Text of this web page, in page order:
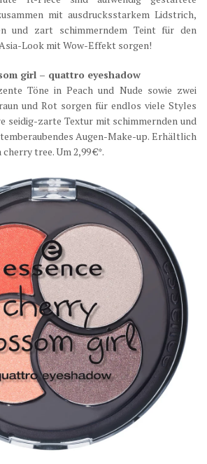
mit ausdrucksstarkem Lidstrich,
und zart schimmerndem Teint für den
Look mit Wow-Effekt sorgen!
girl – quattro eyeshadow
Töne in Peach und Nude sowie zwei
und Rot sorgen für endlos viele Styles
seidig-zarte Textur mit schimmernden und
Augen-Make-up. Erhältlich
tree. Um 2,99 €*.